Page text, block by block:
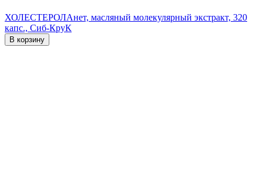
ХОЛЕСТЕРОЛАнет, масляный молекулярный экстракт, 320
капс., Сиб-КруК
В корзину